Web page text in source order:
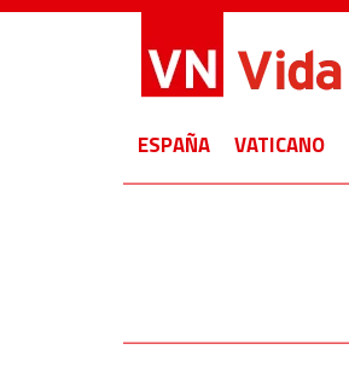
ESPAÑA VATICANO